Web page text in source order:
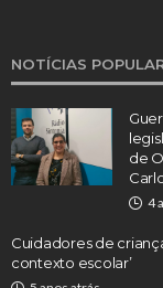
NOTÍCIAS
de
4
Cuidadores de
contexto escolar’